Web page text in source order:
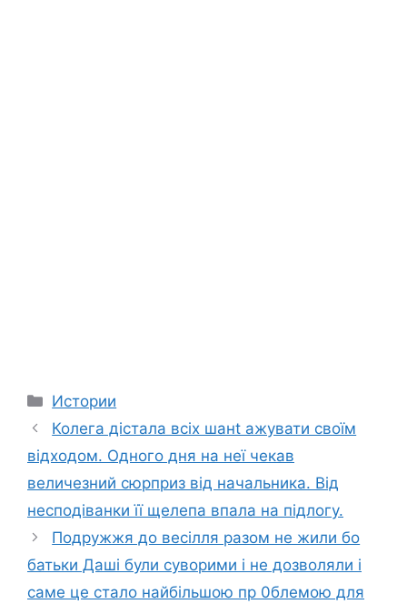
Categories
Истории
Колега дістала всіх шанt ажувати своїм
відходом. Одного дня на неї чекав
величезний сюрприз від начальника. Від
несподіванки її щелепа впала на підлогу.
Подружжя до весілля разом не жили бо
батьки Даші були суворими і не дозволяли і
саме це стало найбільшою пр 0блемою для